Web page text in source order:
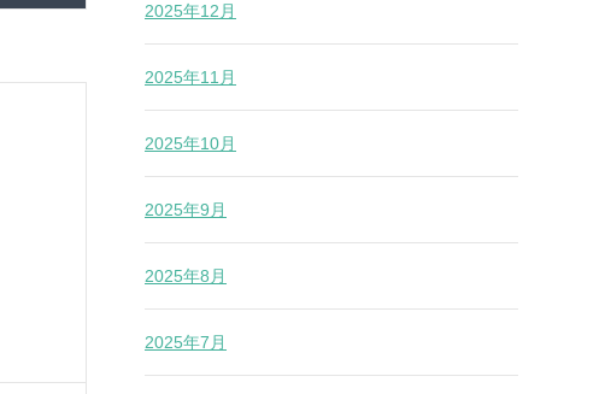
2025年12月
2025年11月
2025年10月
2025年9月
2025年8月
2025年7月